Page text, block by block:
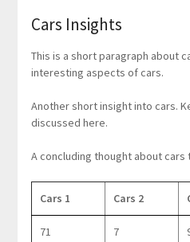
Cars Insights
This is a short paragraph about
interesting aspects of cars.
Another short insight into cars.
discussed here.
A concluding thought about
Cars 1 Cars 2
71 7